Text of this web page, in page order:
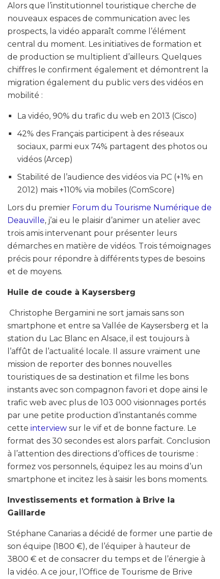
Alors que l’institutionnel touristique cherche de
nouveaux espaces de communication avec les
prospects, la vidéo apparaît comme l’élément
central du moment. Les initiatives de formation et
de production se multiplient d’ailleurs. Quelques
chiffres le confirment également et démontrent la
migration également du public vers des vidéos en
mobilité :
La vidéo, 90% du trafic du web en 2013 (Cisco)
42% des Français participent à des réseaux
sociaux, parmi eux 74% partagent des photos ou
vidéos (Arcep)
Stabilité de l’audience des vidéos via PC (+1% en
2012) mais +110% via mobiles (ComScore)
Lors du premier Forum du Tourisme Numérique de
Deauville, j’ai eu le plaisir d’animer un atelier avec
trois amis intervenant pour présenter leurs
démarches en matière de vidéos. Trois témoignages
précis pour répondre à différents types de besoins
et de moyens.
Huile de coude à Kaysersberg
Christophe Bergamini ne sort jamais sans son
smartphone et entre sa Vallée de Kaysersberg et la
station du Lac Blanc en Alsace, il est toujours à
l’affût de l’actualité locale. Il assure vraiment une
mission de reporter des bonnes nouvelles
touristiques de sa destination et filme les bons
instants avec son compagnon favori et dope ainsi le
trafic web avec plus de 103 000 visionnages portés
par une petite production d’instantanés comme
cette interview sur le vif et de bonne facture. Le
format des 30 secondes est alors parfait. Conclusion
à l’attention des directions d’offices de tourisme :
formez vos personnels, équipez les au moins d’un
smartphone et incitez les à saisir les bons moments.
Investissements et formation à Brive la
Gaillarde
Stéphane Canarias a décidé de former une partie de
son équipe (1800 €), de l’équiper à hauteur de
3800 € et de consacrer du temps et de l’énergie à
la vidéo. A ce jour, l’Office de Tourisme de Brive